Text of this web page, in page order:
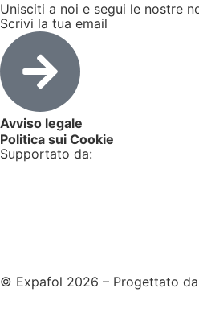
Unisciti a noi e segui le nostre
Scrivi la tua email
Avviso legale
Politica sui Cookie
Supportato da:
© Expafol 2026 – Progettato